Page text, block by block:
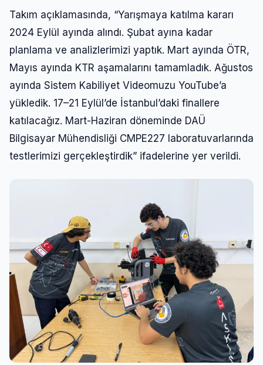
Takım açıklamasında, “Yarışmaya katılma kararı
2024 Eylül ayında alındı. Şubat ayına kadar
planlama ve analizlerimizi yaptık. Mart ayında ÖTR,
Mayıs ayında KTR aşamalarını tamamladık. Ağustos
ayında Sistem Kabiliyet Videomuzu YouTube’a
yükledik. 17–21 Eylül’de İstanbul’daki finallere
katılacağız. Mart-Haziran döneminde DAÜ
Bilgisayar Mühendisliği CMPE227 laboratuvarlarında
testlerimizi gerçekleştirdik” ifadelerine yer verildi.
Giriş Yap
Kullanıcı Adı veya E-posta